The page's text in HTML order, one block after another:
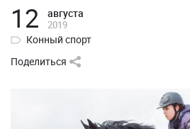
12 августа
2019
Конный спорт
Поделиться